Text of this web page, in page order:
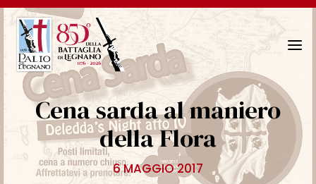
N
g
a
Cena sarda al maniero
della Flora
6 MAGGIO 2017